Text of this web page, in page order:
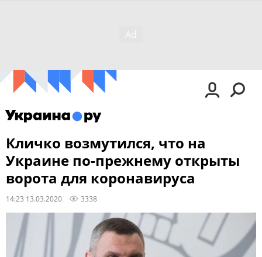
Кличко возмутился, что на
Украине по-прежнему открыты
ворота для коронавируса
14:23 13.03.2020 3338